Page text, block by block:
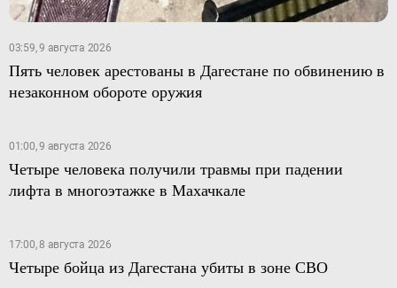
03:59, 9 августа 2026
Пять человек арестованы в Дагестане по обвинению в
незаконном обороте оружия
01:00, 9 августа 2026
Четыре человека получили травмы при падении
лифта в многоэтажке в Махачкале
17:00, 8 августа 2026
Четыре бойца из Дагестана убиты в зоне СВО